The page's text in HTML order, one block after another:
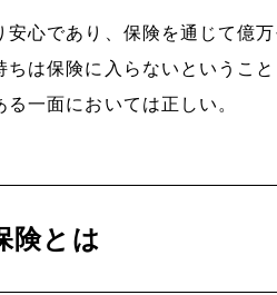
心であり、保険を通じて億
は保険に入らないというこ
一面においては正しい。
険とは